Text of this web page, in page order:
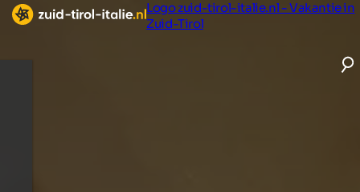
Logo zuid-tirol-italie.nl - Vakantie in
Zuid-Tirol